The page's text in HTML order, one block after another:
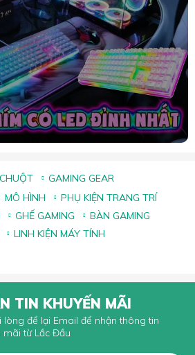
GAMING GEAR
MÔ HÌNH
PHỤ KIỆN TRANG TRÍ
GHẾ GAMING
BÀN GAMING
LINH KIỆN MÁY TÍNH
TIN KHUYẾN MÃI
lòng để lại Email để nhận thông tin
mãi từ Lắc Đầu